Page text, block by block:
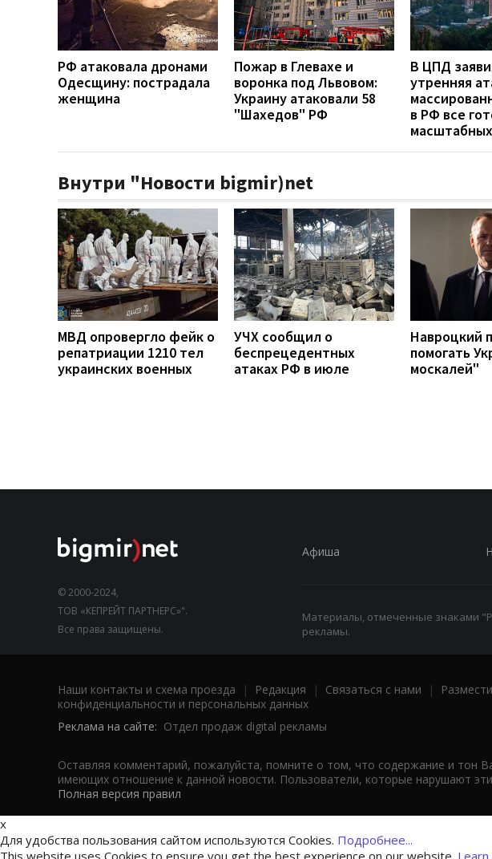
РФ атаковала дронами
Одесщину: пострадала
женщина
Пожар в Глевахе и
воронка под Львовом:
Украину атаковали 58
"Шахедов" РФ
В ЦПД
утренняя
в РФ все
Внутри "Новости bigmir)net
МВД опровергло фейк о
репатриации 1210 тел
украинских военных
УЧХ сообщил о
беспрецедентных
атаках РФ в июле
Навроцкий
помогать
москалей"
© 2000-2024,
ТОВ «КЕПРЕЙТ ПАРТНЕРС»".
Все права защищены.
Афиша
Материалы, отмеченные знаками
рекламы.
Наши контакты и схема проезда | Редакция | Связаться с нами |
конфиденциальности и персональных данных
Реклама на сайте: Отдел продаж digital рекламы
Оставляя комментарий, пожалуйста, помните о том, что содержание и тон
имеющих отношение к данной новости. Пользователи, которые нарушают
Полная версия правил
x
Для удобства пользования сайтом используются Cookies. Подробнее...
This website uses Cookies to ensure you get the best experience on our website. Learn